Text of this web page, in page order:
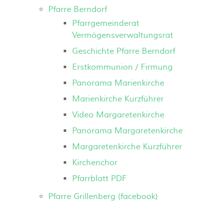
Pfarre Berndorf
Pfarrgemeinderat
Vermögensverwaltungsrat
Geschichte Pfarre Berndorf
Erstkommunion / Firmung
Panorama Marienkirche
Marienkirche Kurzführer
Video Margaretenkirche
Panorama Margaretenkirche
Margaretenkirche Kurzführer
Kirchenchor
Pfarrblatt PDF
Pfarre Grillenberg (facebook)